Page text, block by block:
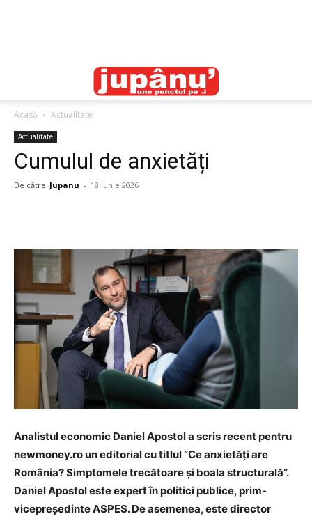
Acasă Actualitate
Actualitate
Cumulul de anxietăți
De către Jupanu - 18 iunie 2026
Analistul economic Daniel Apostol a scris recent pentru
newmoney.ro un editorial cu titlul ”Ce anxietăți are
România? Simptomele trecătoare și boala structurală”.
Daniel Apostol este expert în politici publice, prim-
vicepreședinte ASPES. De asemenea, este director